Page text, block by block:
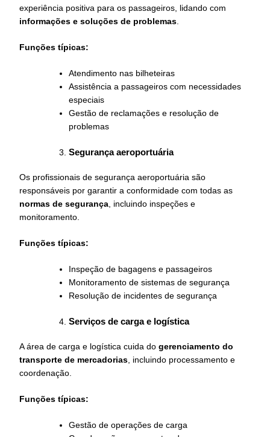
experiência positiva para os passageiros, lidando com
informações e soluções de problemas
Funções típicas:
Atendimento nas bilheteiras
Assistência a passageiros com necessidades
especiais
Gestão de reclamações e resolução de
problemas
Segurança aeroportuária
Os profissionais de segurança aeroportuária são
responsáveis por garantir a conformidade com todas as
normas de segurança , incluindo inspeções e
monitoramento.
Funções típicas:
Inspeção de bagagens e passageiros
Monitoramento de sistemas de segurança
Resolução de incidentes de segurança
Serviços de carga e logística
A área de carga e logística cuida do gerenciamento do
transporte de mercadorias , incluindo processamento e
coordenação.
Funções típicas:
Gestão de operações de carga